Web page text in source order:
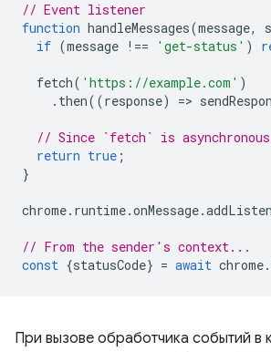
// Event listener
function handleMessages(message,
if (message !== 'get-status' )
fetch( 'https://example.com' )
. then((response) =>
// Since `fetch` is
return true ;
}
chrome. runtime.onMessage.
// From the sender's context...
const {statusCode} = await chrome.
При вызове обработчика событий в